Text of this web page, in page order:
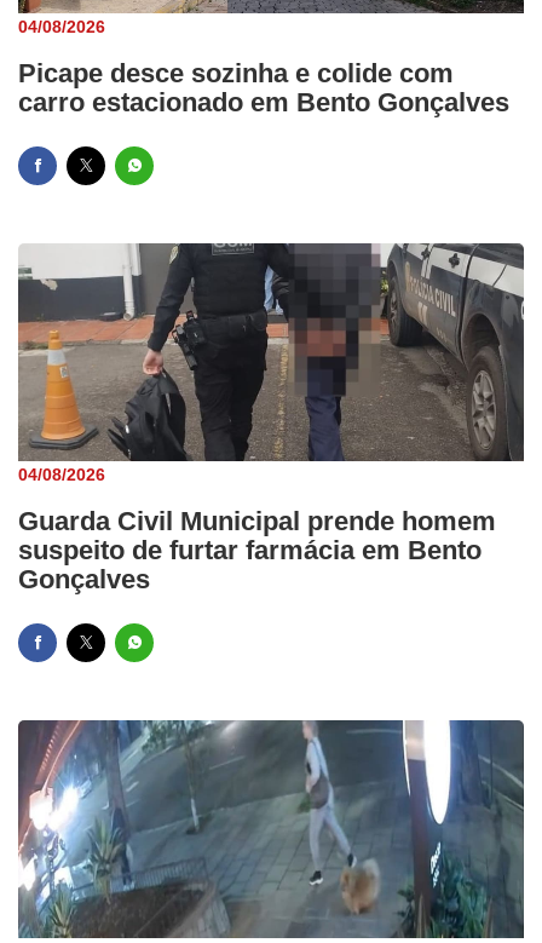
04/08/2026
Picape desce sozinha e colide com
carro estacionado em Bento Gonçalves
04/08/2026
Guarda Civil Municipal prende homem
suspeito de furtar farmácia em Bento
Gonçalves